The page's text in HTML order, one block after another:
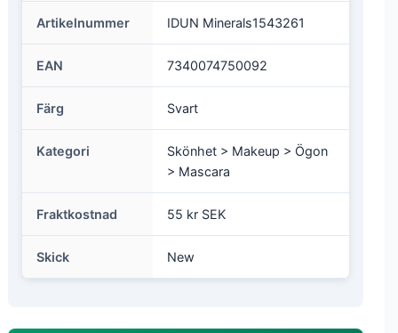
Artikelnummer IDUN Minerals1543261
EAN 7340074750092
Färg Svart
Kategori
Skönhet > Makeup > Ögon
> Mascara
Fraktkostnad 55 kr SEK
Skick New